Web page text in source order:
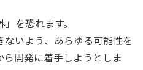
を恐れます。
ないよう、あらゆる可能性を
開発に着手しようとしま